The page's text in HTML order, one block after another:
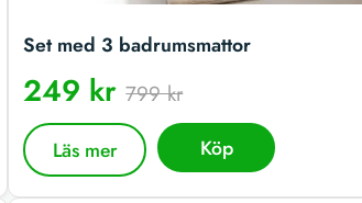
Set med 3 badrumsmattor
249 kr799 kr
Läs mer Köp